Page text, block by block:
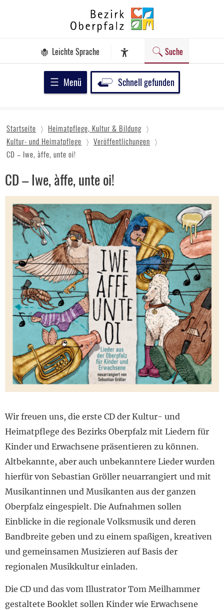
Bezirk
Oberpfalz
Leichte Sprache
Assistenz-Software
Suche
Menü Schnell gefunden
Startseite
Heimatpflege, Kultur & Bildung
Kultur- und Heimatpflege
Veröffentlichungen
CD – Iwe, àffe, unte oi!
CD – Iwe, àffe, unte oi!
Wir freuen uns, die erste CD der Kultur- und
Heimatpflege des Bezirks Oberpfalz mit Liedern für
Kinder und Erwachsene präsentieren zu können.
Altbekannte, aber auch unbekanntere Lieder wurden
hierfür von Sebastian Gröller neuarrangiert und mit
Musikantinnen und Musikanten aus der ganzen
Oberpfalz eingespielt. Die Aufnahmen sollen
Einblicke in die regionale Volksmusik und deren
Bandbreite geben und zu einem spaßigen, kreativen
und gemeinsamen Musizieren auf Basis der
regionalen Musikkultur einladen.
Die CD und das vom Illustrator Tom Meilhammer
gestaltete Booklet sollen Kinder wie Erwachsene